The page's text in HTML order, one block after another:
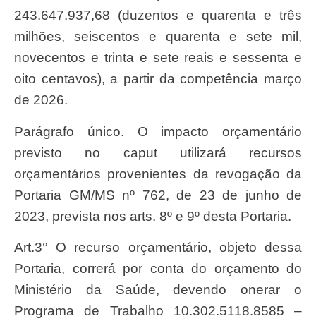
243.647.937,68 (duzentos e quarenta e três
milhões, seiscentos e quarenta e sete mil,
novecentos e trinta e sete reais e sessenta e
oito centavos), a partir da competência março
de 2026.
Parágrafo único. O impacto orçamentário
previsto no caput utilizará recursos
orçamentários provenientes da revogação da
Portaria GM/MS nº 762, de 23 de junho de
2023, prevista nos arts. 8º e 9º desta Portaria.
Art.3° O recurso orçamentário, objeto dessa
Portaria, correrá por conta do orçamento do
Ministério da Saúde, devendo onerar o
Programa de Trabalho 10.302.5118.8585 –